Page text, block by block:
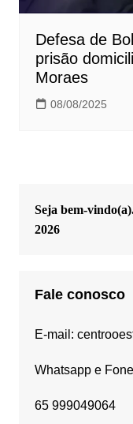
Defesa de
prisão
Moraes
08/08/2025
Seja bem-
2026
Fale conosco
E-mail:
Whatsapp e
65 999049064